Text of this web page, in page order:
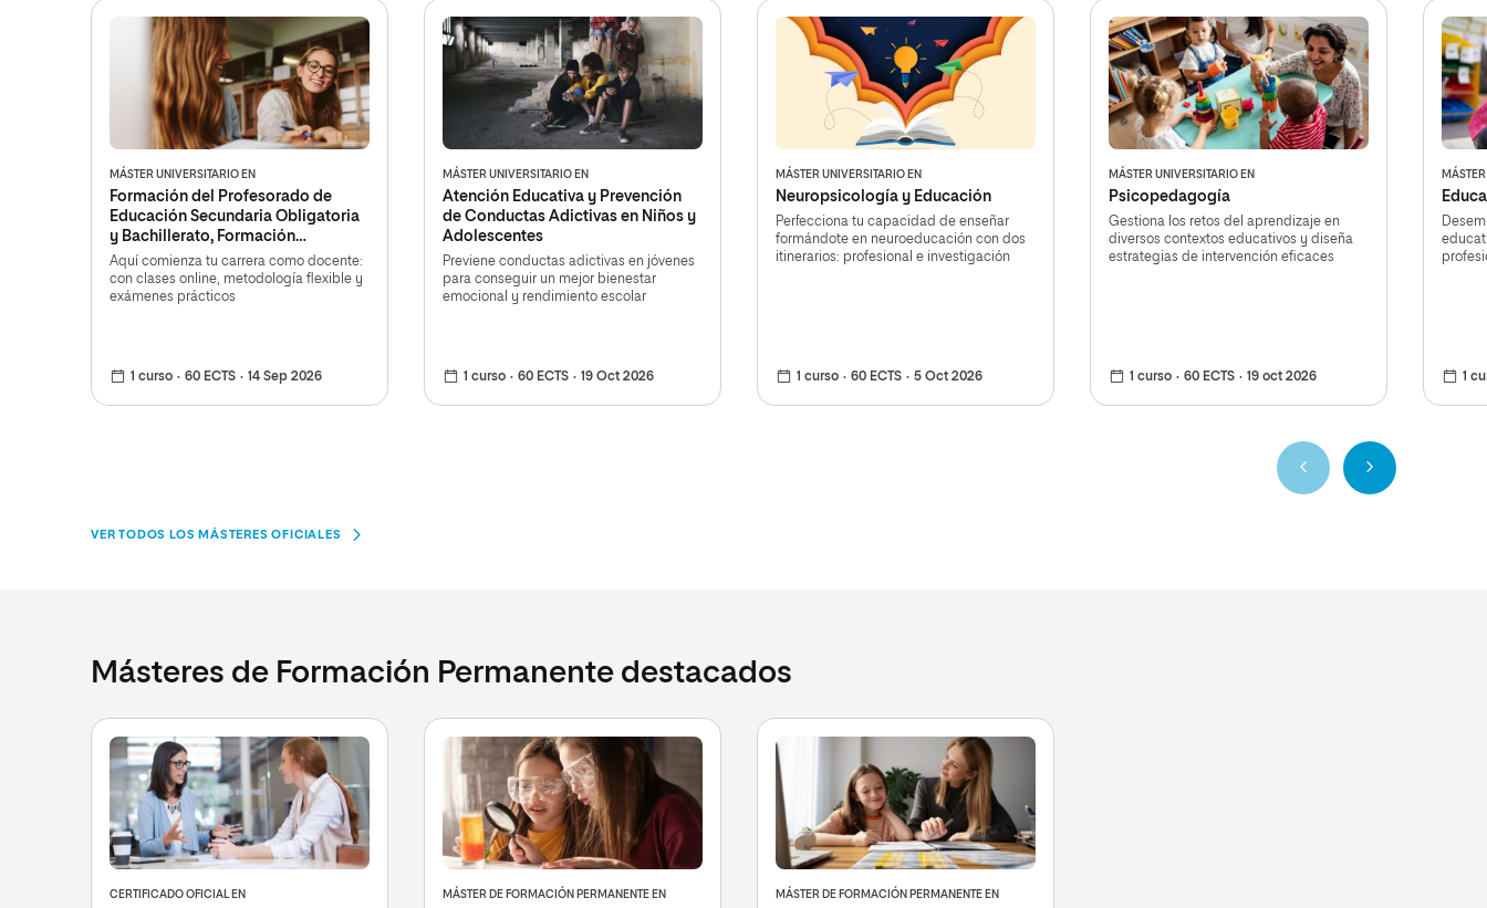
MÁSTER UNIVERSITARIO EN
Formación del Profesorado de
Educación Secundaria Obligatoria
y Bachillerato, Formación
Profesional y Enseñanzas de
Idiomas
Aquí comienza tu carrera como docente:
con clases online, metodología flexible y
exámenes prácticos
1 curso 60 ECTS 14 Sep 2026
MÁSTER UNIVERSITARIO EN
Atención Educativa y Prevención
de Conductas Adictivas en Niños y
Adolescentes
Previene conductas adictivas en jóvenes
para conseguir un mejor bienestar
emocional y rendimiento escolar
1 curso 60 ECTS 19 Oct 2026
MÁSTER UNIVERSITARIO EN
Neuropsicología y Educación
Perfecciona tu capacidad de enseñar
formándote en neuroeducación con dos
itinerarios: profesional e investigación
1 curso 60 ECTS 5 Oct 2026
MÁSTER UNIVERSITARIO EN
Psicopedagogía
Gestiona los retos del aprendizaje en
diversos contextos educativos y diseña
estrategias de intervención eficaces
1 curso 60 ECTS 19 oct 2026 1
VER TODOS LOS MÁSTERES OFICIALES
Másteres de Formación Permanente destacados
CERTIFICADO OFICIAL EN MÁSTER DE FORMACIÓN PERMANENTE EN MÁSTER DE FORMACIÓN PERMANENTE EN